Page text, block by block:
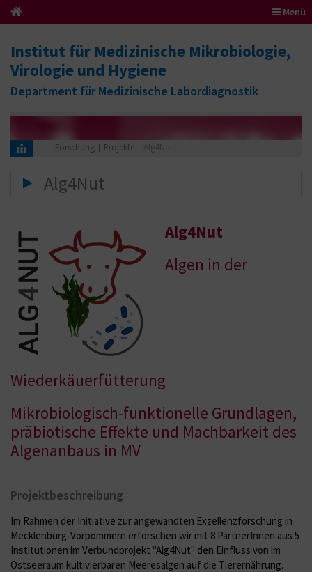
Menü
Institut für Medizinische Mikrobiologie,
Virologie und Hygiene
Department für Medizinische Labordiagnostik
Forschung Projekte Alg4Nut
Alg4Nut
Alg4Nut
Algen in der
Wiederkäuerfütterung
Mikrobiologisch-funktionelle Grundlagen,
präbiotische Effekte und Machbarkeit des
Algenanbaus in MV
Projektbeschreibung
Im Rahmen der Initiative zur angewandten Exzellenzforschung in
Mecklenburg-Vorpommern erforschen wir mit 8 PartnerInnen aus 5
Institutionen im Verbundprojekt "Alg4Nut" den Einfluss von im
Ostseeraum kultivierbaren Meeresalgen auf die Tierernährung.